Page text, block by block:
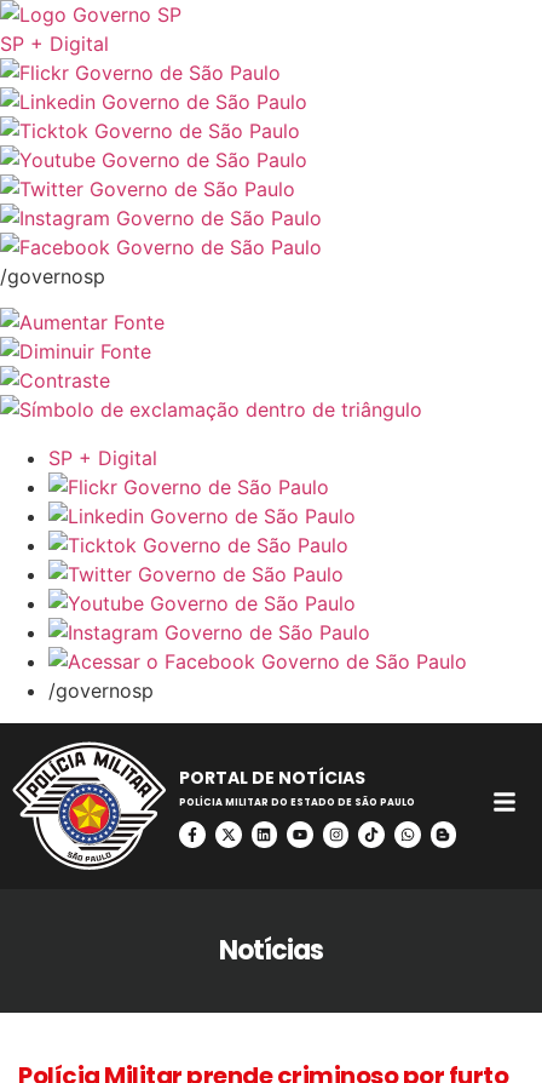
SP + Digital
/governosp
SP + Digital
/governosp
PORTAL DE NOTÍCIAS
POLÍCIA MILITAR DO ESTADO DE SÃO PAULO
Notícias
Polícia Militar prende criminoso por furto